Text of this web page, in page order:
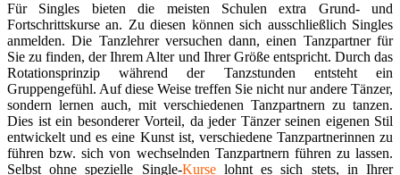
Für Singles bieten die meisten Schulen extra Grund- und
Fortschrittskurse an. Zu diesen können sich ausschließlich Singles
anmelden. Die Tanzlehrer versuchen dann, einen Tanzpartner für
Sie zu finden, der Ihrem Alter und Ihrer Größe entspricht. Durch das
Rotationsprinzip während der Tanzstunden entsteht ein
Gruppengefühl. Auf diese Weise treffen Sie nicht nur andere Tänzer,
sondern lernen auch, mit verschiedenen Tanzpartnern zu tanzen.
Dies ist ein besonderer Vorteil, da jeder Tänzer seinen eigenen Stil
entwickelt und es eine Kunst ist, verschiedene Tanzpartnerinnen zu
führen bzw. sich von wechselnden Tanzpartnern führen zu lassen.
Selbst ohne spezielle Single-Kurselohnt es sich stets, in Ihrer